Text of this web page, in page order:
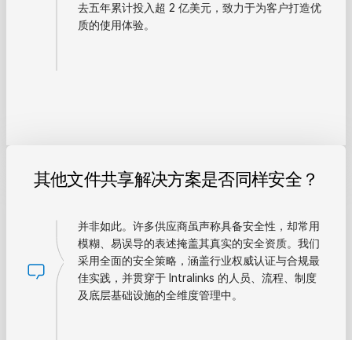
去五年累计投入超 2 亿美元，致力于为客户打造优
质的使用体验。
其他文件共享解决方案是否同样安全？
并非如此。许多供应商虽声称具备安全性，却常用
模糊、易误导的表述掩盖其真实的安全资质。我们
采用全面的安全策略，涵盖行业权威认证与合规最
佳实践，并贯穿于 Intralinks 的人员、流程、制度
及底层基础设施的全维度管理中。